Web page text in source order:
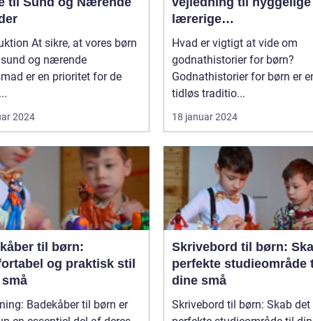
At sikre, at vores børn
og nærende
er en prioritet for de
2024
lærerige
sengetidsoplevelser
Hvad er vigtigt at vide om
godnathistorier for børn?
Godnathistorier for børn er
tidløs traditio...
18 januar 2024
til børn:
og praktisk stil
Badekåber til børn er
Skrivebord til børn:
perfekte studieområde
dine små
Skrivebord til børn: Skab det